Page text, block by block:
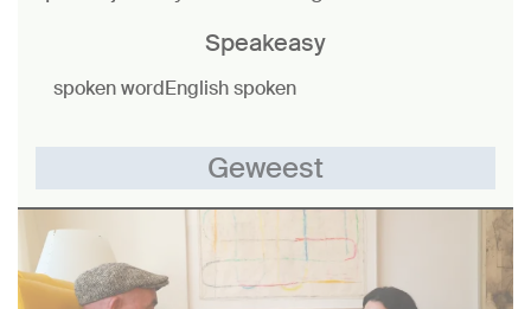
Speakeasy
spoken wordEnglish spoken
Geweest